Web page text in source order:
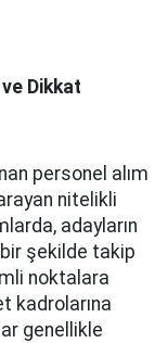
Dikkat
personel alım
nitelikli
adayların
şekilde takip
noktalara
kadrolarına
genellikle